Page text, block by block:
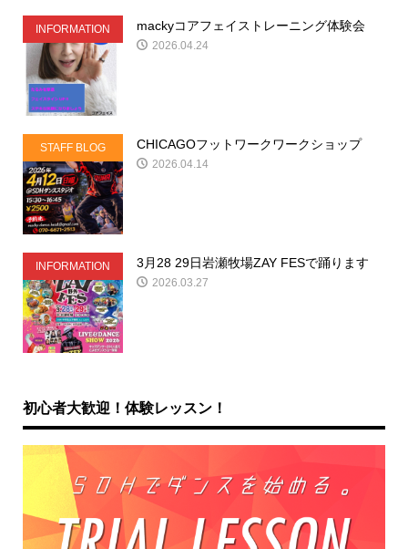
INFORMATION mackyコアフェイストレーニング体験会
2026.04.24
STAFF BLOG CHICAGOフットワークワークショップ
2026.04.14
INFORMATION 3月28 29日岩瀬牧場ZAY FESで踊ります
2026.03.27
初心者大歓迎！体験レッスン！